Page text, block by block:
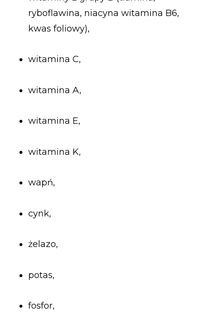
ryboflawina, niacyna witamina B6,
kwas foliowy),
witamina C,
witamina A,
witamina E,
witamina K,
wapń,
cynk,
żelazo,
potas,
fosfor,